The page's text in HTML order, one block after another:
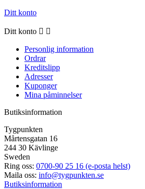
Ditt konto
Ditt konto  
Personlig information
Ordrar
Kreditslipp
Adresser
Kuponger
Mina påminnelser
Butiksinformation
Tygpunkten
Mårtensgatan 16
244 30 Kävlinge
Sweden
Ring oss: 0700-90 25 16 (e-posta helst)
Maila oss: info@tygpunkten.se
Butiksinformation